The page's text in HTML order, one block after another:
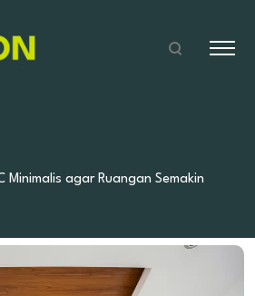
Minimalis agar Ruangan Semakin